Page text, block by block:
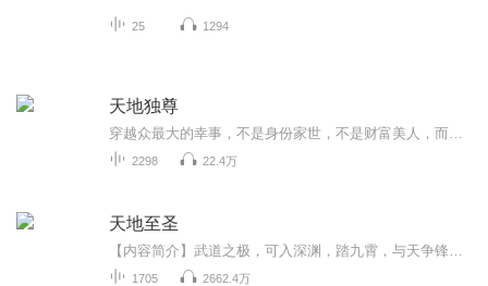
25 1294
天地独尊
2298 22.4万
天地至圣
1705 2662.4万